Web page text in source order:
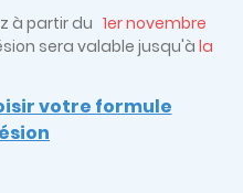
à partir du 1ernovembre
sera valable jusqu'à la
votre formule